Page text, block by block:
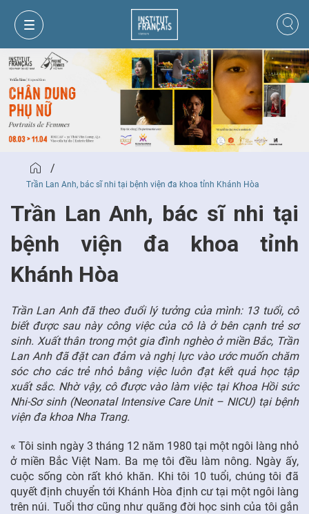
VI
FR
/
Trần Lan Anh, bác sĩ nhi tại bệnh viện đa khoa tỉnh Khánh Hòa
Trần Lan Anh, bác sĩ nhi tại
bệnh viện đa khoa tỉnh
Khánh Hòa
Trần Lan Anh đã theo đuổi lý tưởng của mình: 13 tuổi, cô
biết được sau này công việc của cô là ở bên cạnh trẻ sơ
sinh. Xuất thân trong một gia đình nghèo ở miền Bắc, Trần
Lan Anh đã đặt can đảm và nghị lực vào ước muốn chăm
sóc cho các trẻ nhỏ bằng việc luôn đạt kết quả học tập
xuất sắc. Nhờ vậy, cô được vào làm việc tại Khoa Hồi sức
Nhi-Sơ sinh (Neonatal Intensive Care Unit – NICU) tại bệnh
viện đa khoa Nha Trang.
« Tôi sinh ngày 3 tháng 12 năm 1980 tại một ngôi làng nhỏ
ở miền Bắc Việt Nam. Ba mẹ tôi đều làm nông. Ngày ấy,
cuộc sống còn rất khó khăn. Khi tôi 10 tuổi, chúng tôi đã
quyết định chuyển tới Khánh Hòa định cư tại một ngôi làng
trên núi. Tuổi thơ cũng như quãng đời học sinh của tôi gắn